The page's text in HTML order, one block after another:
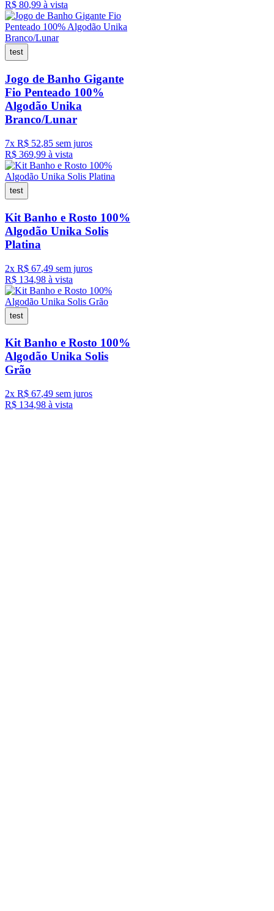
R$ 80,99 à vista
test
Jogo de Banho Gigante
Fio Penteado 100%
Algodão Unika
Branco/Lunar
7x R$ 52,85 sem juros
R$ 369,99 à vista
test
Kit Banho e Rosto 100%
Algodão Unika Solis
Platina
2x R$ 67,49 sem juros
R$ 134,98 à vista
test
Kit Banho e Rosto 100%
Algodão Unika Solis
Grão
2x R$ 67,49 sem juros
R$ 134,98 à vista